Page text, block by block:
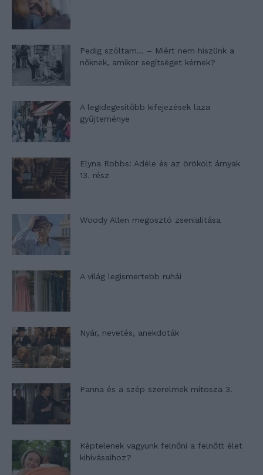
Pedig szóltam… – Miért nem hiszünk a
nőknek, amikor segítséget kérnek?
A legidegesítőbb kifejezések laza
gyűjteménye
Elyna Robbs: Adéle és az örökölt árnyak
13. rész
Woody Allen megosztó zsenialitása
A világ legismertebb ruhái
Nyár, nevetés, anekdoták
Panna és a szép szerelmek mítosza 3.
Képtelenek vagyunk felnőni a felnőtt élet
kihívásaihoz?